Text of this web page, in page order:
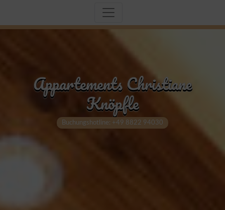
Appartements Christiane
Knöpfle
Buchungshotline: +49 8822 94030